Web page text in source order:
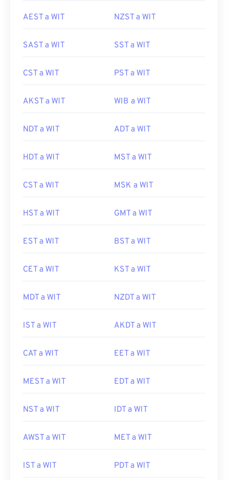
AEST a WIT NZST a WIT
SAST a WIT SST a WIT
CST a WIT PST a WIT
AKST a WIT WIB a WIT
NDT a WIT ADT a WIT
HDT a WIT MST a WIT
CST a WIT MSK a WIT
HST a WIT GMT a WIT
EST a WIT BST a WIT
CET a WIT KST a WIT
MDT a WIT NZDT a WIT
IST a WIT AKDT a WIT
CAT a WIT EET a WIT
MEST a WIT EDT a WIT
NST a WIT IDT a WIT
AWST a WIT MET a WIT
IST a WIT PDT a WIT